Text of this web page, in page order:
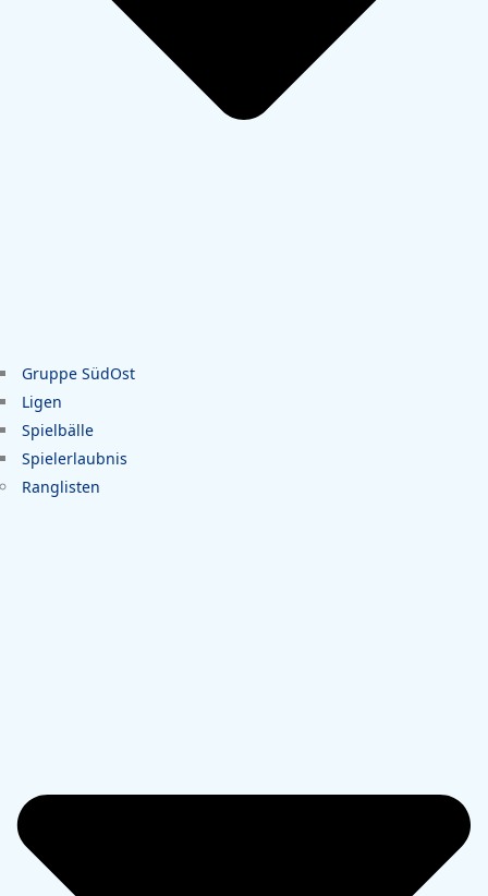
Gruppe SüdOst
Ligen
Spielbälle
Spielerlaubnis
Ranglisten